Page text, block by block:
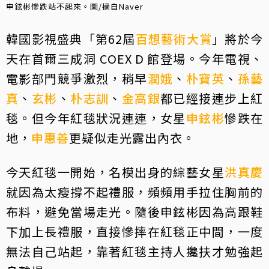
申鉉彬慘跌站不起來。圖/摘自Naver
韓國影視盛典「第62屆百想藝術大賞 」將於今
天在首爾三成洞 COEX D 館登場。今年電視、
電影部門競爭激烈，稍早潤娥 、 朴寶英 、 孫藝
真 、 玄彬 、 朴志訓 、 金高銀都已經接連步上紅
毯。但今年紅毯狀況連連，女星 申鉉彬慘跌在
地， 申惠善更疑似走光露出內衣。
今天紅毯一開始，名模出身的綜藝女星洪真慶
就因為太瘦撐不起禮服，頻頻用手拉住胸前的
布料，避免當場走光。隨後申鉉彬因為高跟鞋
下加上長禮服，直接慘摔在紅毯正中間，一度
無法自己站起，靠著紅毯主持人攙扶才勉強起